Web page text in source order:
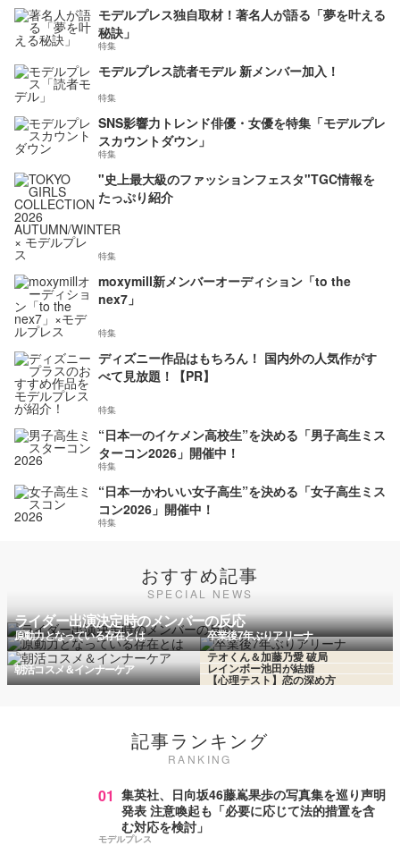
モデルプレス独自取材！著名人が語る「夢を叶える
秘訣」
特集
モデルプレス読者モデル 新メンバー加入！
特集
SNS影響力トレンド俳優・女優を特集「モデルプレ
スカウントダウン」
特集
"史上最大級のファッションフェスタ"TGC情報を
たっぷり紹介
特集
moxymill新メンバーオーディション「to the
nex7」
特集
ディズニー作品はもちろん！ 国内外の人気作がす
べて見放題！【PR】
特集
“日本一のイケメン高校生”を決める「男子高生ミス
ターコン2026」開催中！
特集
“日本一かわいい女子高生”を決める「女子高生ミス
コン2026」開催中！
特集
おすすめ記事
SPECIAL NEWS
ライダー出演決定時のメンバーの反応
原動力となっている存在とは 卒業後7年ぶりアリーナ
朝活コスメ＆インナーケア
テオくん＆加藤乃愛 破局
レインボー池田が結婚
【心理テスト】恋の深め方
記事ランキング
RANKING
01 集英社、日向坂46藤嶌果歩の写真集を巡り声明
発表 注意喚起も「必要に応じて法的措置を含
む対応を検討」
モデルプレス